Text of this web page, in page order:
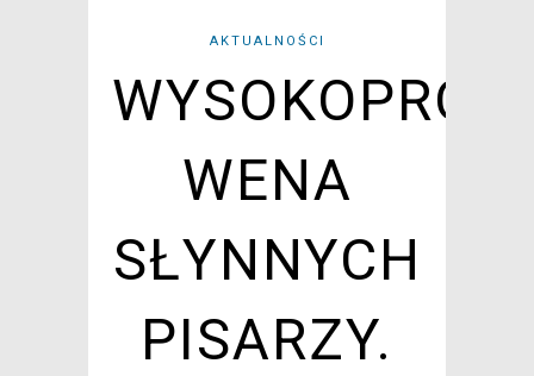
AKTUALNOŚCI
WENA
SŁYNNYCH
PISARZY.